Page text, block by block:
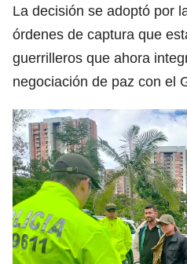
La decisión se adoptó por
órdenes de captura que
guerrilleros que ahora
negociación de paz con el